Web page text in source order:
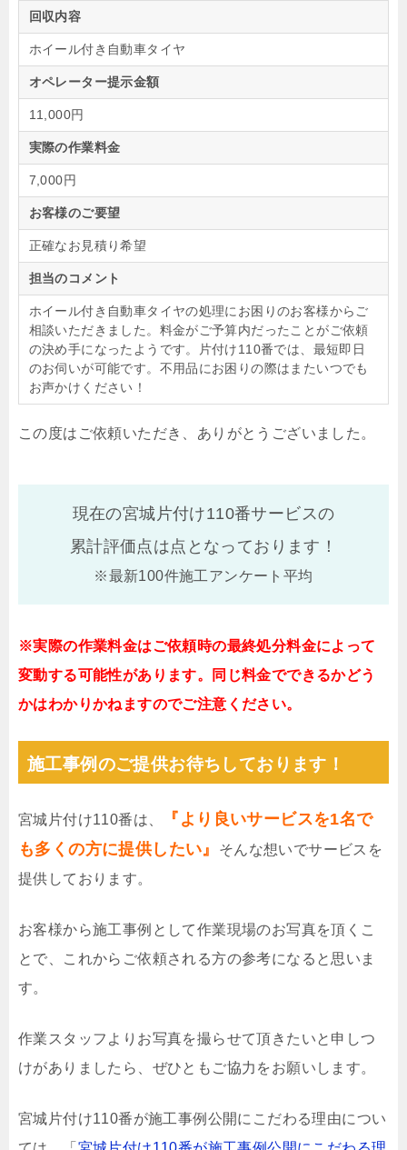
回収内容
ホイール付き自動車タイヤ
オペレーター提示金額
11,000円
実際の作業料金
7,000円
お客様のご要望
正確なお見積り希望
担当のコメント
ホイール付き自動車タイヤの処理にお困りのお客様からご
相談いただきました。料金がご予算内だったことがご依頼
の決め手になったようです。片付け110番では、最短即日
のお伺いが可能です。不用品にお困りの際はまたいつでも
お声かけください！
この度はご依頼いただき、ありがとうございました。
現在の宮城片付け110番サービスの
累計評価点は点となっております！
※最新100件施工アンケート平均
※実際の作業料金はご依頼時の最終処分料金によって
変動する可能性があります。同じ料金でできるかどう
かはわかりかねますのでご注意ください。
施工事例のご提供お待ちしております！
宮城片付け110番は、
『より良いサービスを1名で
も多くの方に提供したい』
そんな想いでサービスを
提供しております。
お客様から施工事例として作業現場のお写真を頂くこ
とで、これからご依頼される方の参考になると思いま
す。
作業スタッフよりお写真を撮らせて頂きたいと申しつ
けがありましたら、ぜひともご協力をお願いします。
宮城片付け110番が施工事例公開にこだわる理由につい